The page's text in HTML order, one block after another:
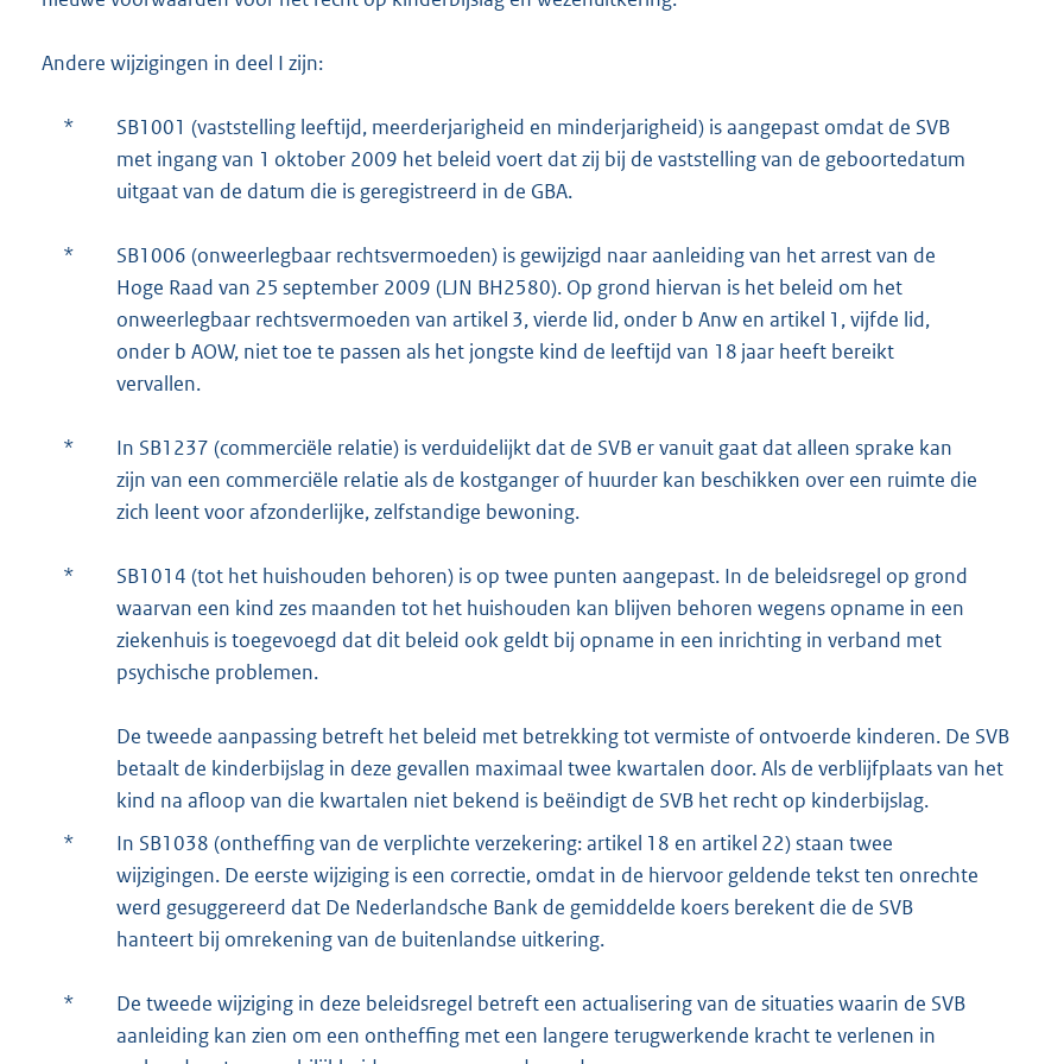
Andere wijzigingen in deel I zijn:
*
SB1001 (vaststelling leeftijd, meerderjarigheid en minderjarigheid) is aangepast omdat de SVB
met ingang van 1 oktober 2009 het beleid voert dat zij bij de vaststelling van de geboortedatum
uitgaat van de datum die is geregistreerd in de GBA.
*
SB1006 (onweerlegbaar rechtsvermoeden) is gewijzigd naar aanleiding van het arrest van de
Hoge Raad van 25 september 2009 (LJN BH2580). Op grond hiervan is het beleid om het
onweerlegbaar rechtsvermoeden van artikel 3, vierde lid, onder b Anw en artikel 1, vijfde lid,
onder b AOW, niet toe te passen als het jongste kind de leeftijd van 18 jaar heeft bereikt
vervallen.
*
In SB1237 (commerciële relatie) is verduidelijkt dat de SVB er vanuit gaat dat alleen sprake kan
zijn van een commerciële relatie als de kostganger of huurder kan beschikken over een ruimte die
zich leent voor afzonderlijke, zelfstandige bewoning.
*
SB1014 (tot het huishouden behoren) is op twee punten aangepast. In de beleidsregel op grond
waarvan een kind zes maanden tot het huishouden kan blijven behoren wegens opname in een
ziekenhuis is toegevoegd dat dit beleid ook geldt bij opname in een inrichting in verband met
psychische problemen.
De tweede aanpassing betreft het beleid met betrekking tot vermiste of ontvoerde kinderen. De SVB
betaalt de kinderbijslag in deze gevallen maximaal twee kwartalen door. Als de verblijfplaats van het
kind na afloop van die kwartalen niet bekend is beëindigt de SVB het recht op kinderbijslag.
*
In SB1038 (ontheffing van de verplichte verzekering: artikel 18 en artikel 22) staan twee
wijzigingen. De eerste wijziging is een correctie, omdat in de hiervoor geldende tekst ten onrechte
werd gesuggereerd dat De Nederlandsche Bank de gemiddelde koers berekent die de SVB
hanteert bij omrekening van de buitenlandse uitkering.
*
De tweede wijziging in deze beleidsregel betreft een actualisering van de situaties waarin de SVB
aanleiding kan zien om een ontheffing met een langere terugwerkende kracht te verlenen in